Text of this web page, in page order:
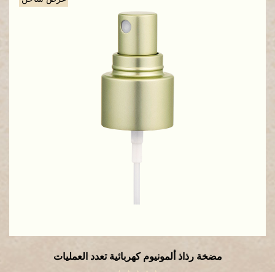
ألومنيوم كهروكيميائية